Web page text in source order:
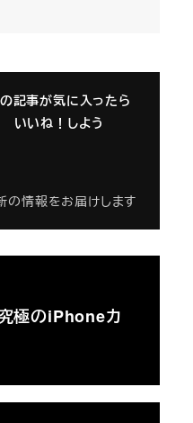
記事が気に入ったら
いいね！しよう
の情報をお届けします
究極のiPhoneカ